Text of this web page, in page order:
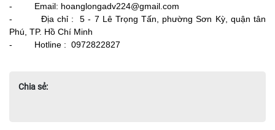
- Email: hoanglongadv224@gmail.com
- Địa chỉ :5 - 7 Lê Trọng Tấn, phường Sơn Kỳ, quận tân
Phú, TP. Hồ Chí Minh
- Hotline : 0972822827
Chia sẻ: